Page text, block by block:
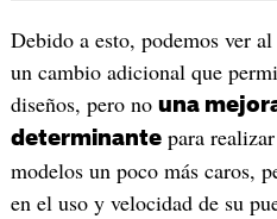
Debido a esto, podemos ver
un cambio adicional que
diseños, pero no una
determinantepara
modelos un poco más caros,
en el uso y velocidad de su